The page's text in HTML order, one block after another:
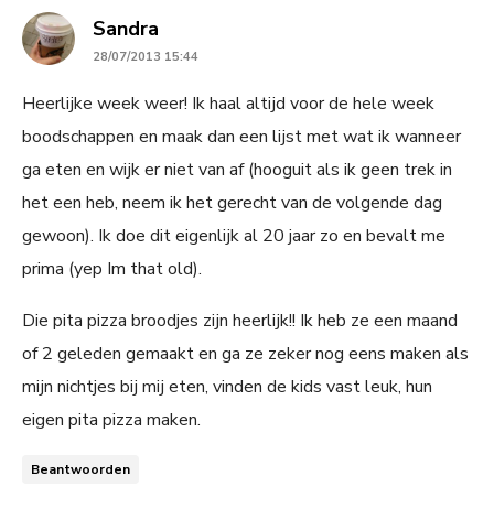
Sandra
28/07/2013 15:44
Heerlijke week weer! Ik haal altijd voor de hele week
boodschappen en maak dan een lijst met wat ik wanneer
ga eten en wijk er niet van af (hooguit als ik geen trek in
het een heb, neem ik het gerecht van de volgende dag
gewoon). Ik doe dit eigenlijk al 20 jaar zo en bevalt me
prima (yep Im that old).
Die pita pizza broodjes zijn heerlijk!! Ik heb ze een maand
of 2 geleden gemaakt en ga ze zeker nog eens maken als
mijn nichtjes bij mij eten, vinden de kids vast leuk, hun
eigen pita pizza maken.
Beantwoorden